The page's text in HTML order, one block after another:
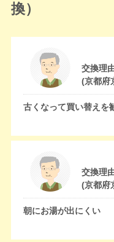
換）
交換理
(京都府
古くなって買い替えを
交換理
(京都府
朝にお湯が出にくい